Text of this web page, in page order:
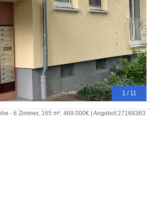
1 / 11